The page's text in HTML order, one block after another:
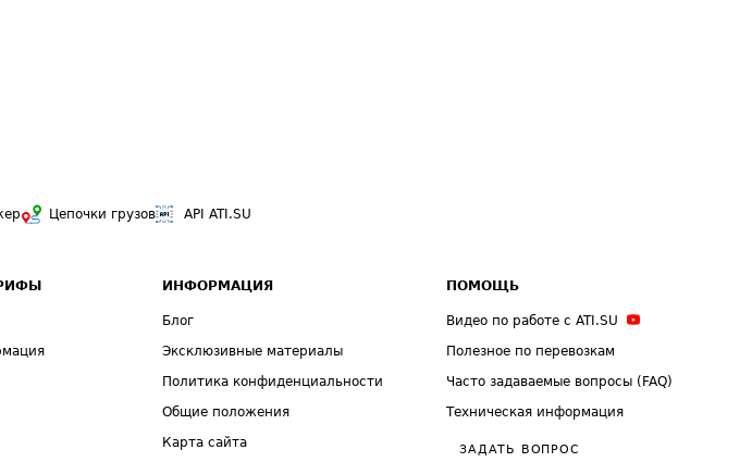
Цепочки грузов API ATI.SU
ИНФОРМАЦИЯ
Блог
Эксклюзивные материалы
Политика конфиденциальности
Общие положения
Карта сайта
ПОМОЩЬ
Видео по работе с ATI.SU
Полезное по перевозкам
Часто задаваемые вопросы (FAQ)
Техническая информация
ЗАДАТЬ ВОПРОС